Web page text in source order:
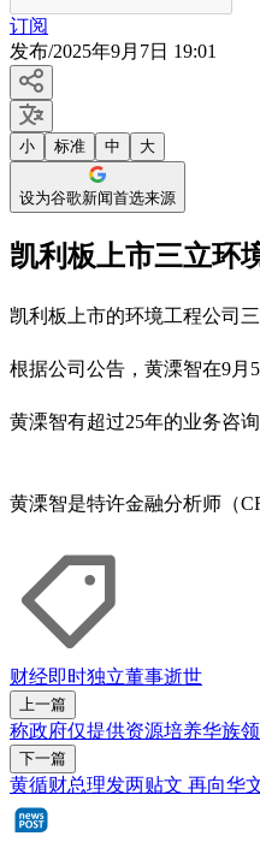
订阅
发布/2025年9月7日 19:01
小 标准 中 大
设为谷歌新闻首选来源
凯利板上市三立环
凯利板上市的环境工程公司
根据公司公告，黄溧智在9月
黄溧智有超过25年的业务咨
黄溧智是特许金融分析师（
财经即时独立董事逝世
上一篇
称政府仅提供资源培养华族
下一篇
黄循财总理发两贴文 再向华